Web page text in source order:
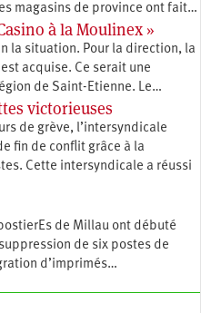
magasins de province ont fait…
à la Moulinex »
la situation. Pour la direction, la
acquise. Ce serait une
de Saint-Etienne. Le…
victorieuses
de grève, l’intersyndicale
fin de conflit grâce à la
Cette intersyndicale a réussi
de Millau ont débuté
de six postes de
d’imprimés…